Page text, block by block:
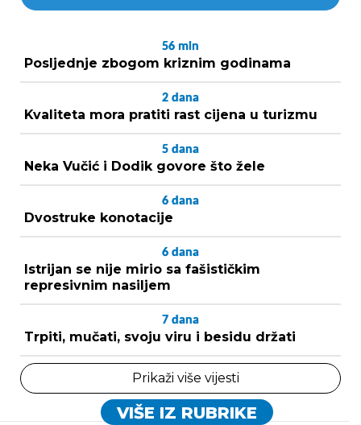
56 min
Posljednje zbogom kriznim godinama
2 dana
Kvaliteta mora pratiti rast cijena u turizmu
5 dana
Neka Vučić i Dodik govore što žele
6 dana
Dvostruke konotacije
6 dana
Istrijan se nije mirio sa fašističkim
represivnim nasiljem
7 dana
Trpiti, mučati, svoju viru i besidu držati
Prikaži više vijesti
VIŠE IZ RUBRIKE